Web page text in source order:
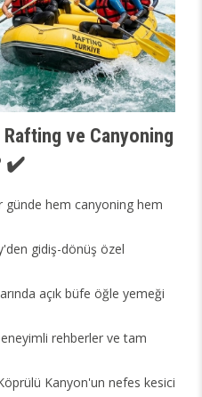
ve Canyoning
✔️
günde hem canyoning hem
gidiş-dönüş özel
açık büfe öğle yemeği
rehberler ve tam
Kanyon'un nefes kesici